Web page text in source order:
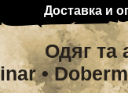
Доставка и
Одяг та
•